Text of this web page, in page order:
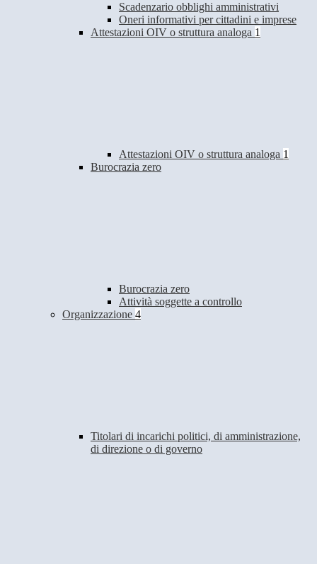
Scadenzario obblighi amministrativi
Oneri informativi per cittadini e imprese
Attestazioni OIV o struttura analoga 1
Attestazioni OIV o struttura analoga 1
Burocrazia zero
Burocrazia zero
Attività soggette a controllo
Organizzazione 4
Titolari di incarichi politici, di amministrazione,
di direzione o di governo